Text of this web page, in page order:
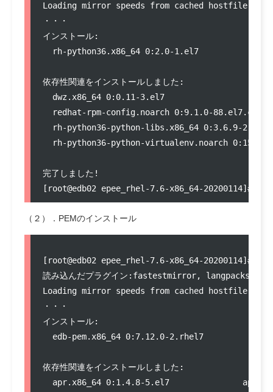
Loading mirror speeds from cached hostfile
・・・
インストール:
rh-
依存性関連をインストールしました:
dwz.x86_64 0:0.11-3.el7
redhat-rpm-config.noarch 0:9.1.0-
rh-python36-python-libs.x86_64 0:3.6.9-
rh-python36-python-virtualenv.noarch
完了しました!
（２）．PEMのインストール
[root@edb02 epee_rhel-7.6-x86_64-20200114]#
読み込んだプラグイン:fastestmirror, langpacks
Loading mirror speeds from cached hostfile
・・・
インストール:
edb-
依存性関連をインストールしました:
apr.x86_64 0:1.4.8-5.el7